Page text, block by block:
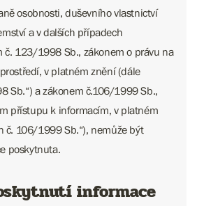
osobnosti, duševního vlastnictví
a v dalších případech
č. 123/1998 Sb., zákonem o právu na
v platném znění (dále
Sb.“) a zákonem č.106/1999 Sb.,
přístupu k informacím, v platném
č. 106/1999 Sb.“), nemůže být
poskytnuta.
informace